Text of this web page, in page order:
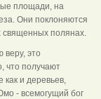
площади, на
Они поклоняются
священных полянах.
это
что получают
как и деревьев,
- всемогущий бог